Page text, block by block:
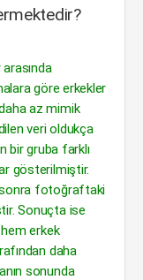
göre erkekler
daha az mimik
veri oldukça
bir gruba farklı
gösterilmiştir.
sonra fotoğraftaki
Sonuçta ise
erkek
daha
sonunda